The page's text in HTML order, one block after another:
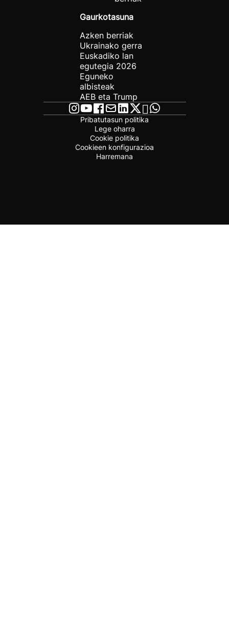
Gaurkotasuna
Azken berriak
Ukrainako gerra
Euskadiko lan
egutegia 2026
Eguneko
albisteak
AEB eta Trump
Pribatutasun politika
Lege oharra
Cookie politika
Cookieen konfigurazioa
Harremana